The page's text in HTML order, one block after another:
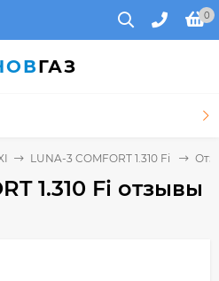
0
ГАЗ
LUNA-3 COMFORT 1.310 Fi
1.310 Fi отзывы